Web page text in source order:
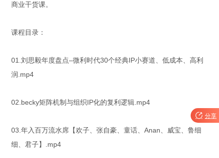
商业干货课。
课程目录：
01.刘思毅年度盘点–微利时代30个经典IP小赛道、低成本、高利
润.mp4
02.becky矩阵机制与组织IP化的复利逻辑.mp4
03.年入百万流水席【欢子、张自豪、童话、Anan、威宝、鲁细
细、君子】.mp4
 分享